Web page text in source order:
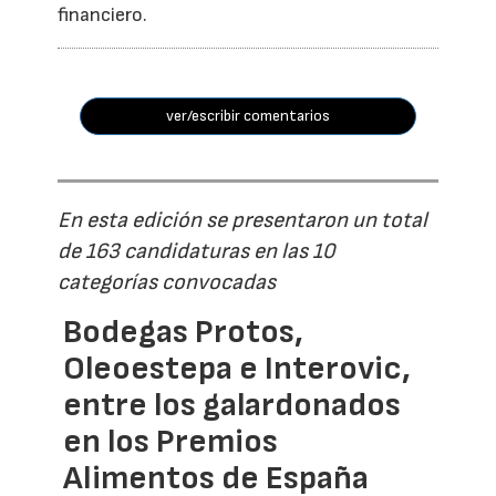
financiero.
ver/escribir comentarios
En esta edición se presentaron un total
de 163 candidaturas en las 10
categorías convocadas
Bodegas Protos,
Oleoestepa e Interovic,
entre los galardonados
en los Premios
Alimentos de España